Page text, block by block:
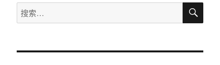
搜
索：
搜